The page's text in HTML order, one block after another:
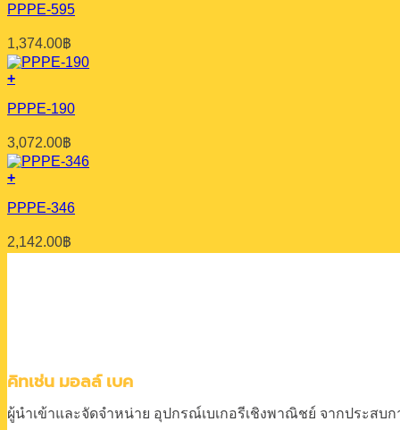
PPPE-595
1,374.00฿
+
PPPE-190
3,072.00฿
+
PPPE-346
2,142.00฿
คิทเช่น มอลล์ เบค
ผู้นำเข้าและจัดจำหน่าย อุปกรณ์เบเกอรีเชิงพาณิชย์ จากประสบ